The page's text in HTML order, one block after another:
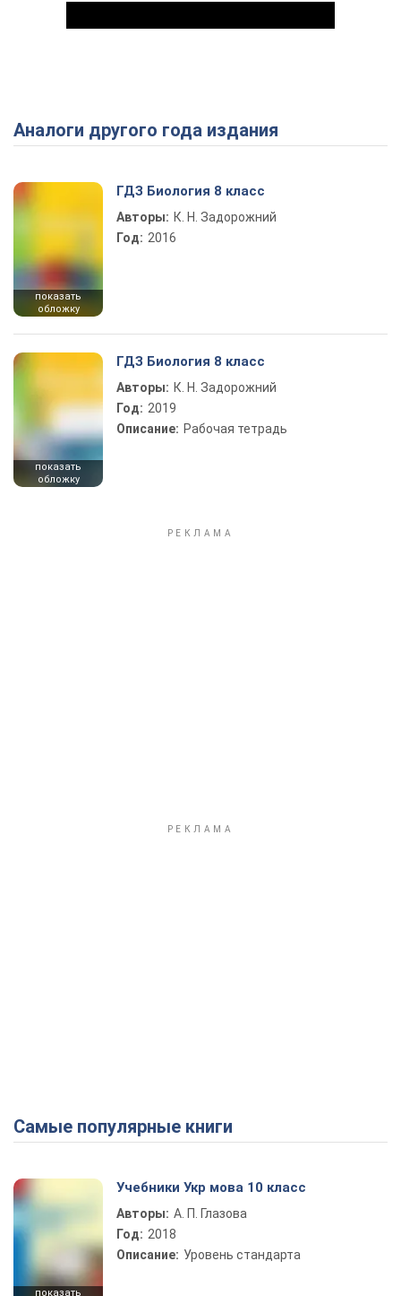
Play Video
Аналоги другого года издания
показать
обложку
ГДЗ Биология 8 класс
Авторы: К. Н. Задорожний
Год: 2016
показать
обложку
ГДЗ Биология 8 класс
Авторы: К. Н. Задорожний
Год: 2019
Описание: Рабочая тетрадь
Самые популярные книги
показать
Учебники Укр мова 10 класс
Авторы: А. П. Глазова
Год: 2018
Описание: Уровень стандарта